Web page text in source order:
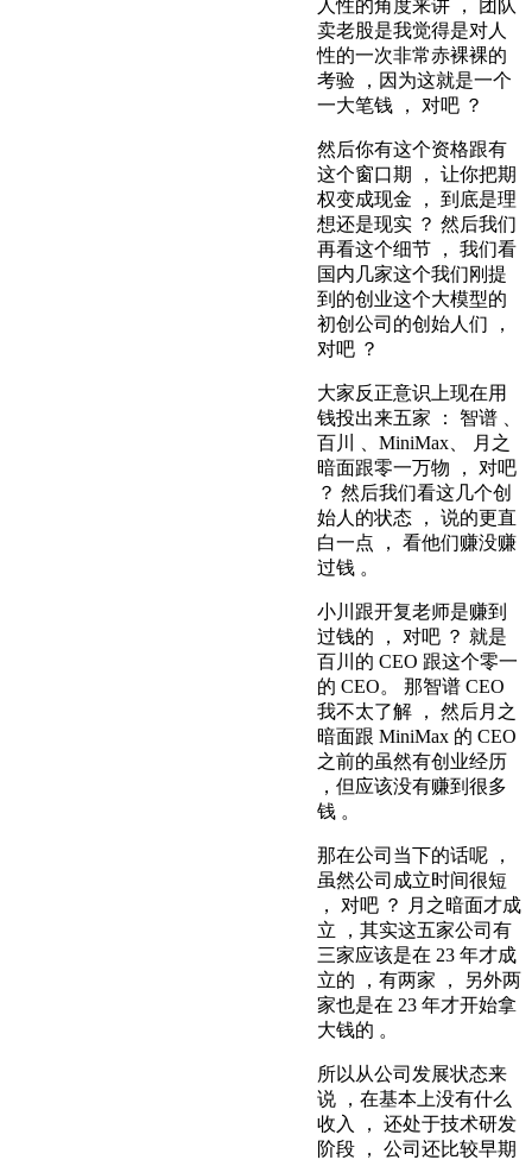
人性的角度来讲 ， 团队
卖老股是我觉得是对人
性的一次非常赤裸裸的
考验 ，因为这就是一个
一大笔钱 ， 对吧 ？
然后你有这个资格跟有
这个窗口期 ， 让你把期
权变成现金 ， 到底是理
想还是现实 ？ 然后我们
再看这个细节 ， 我们看
国内几家这个我们刚提
到的创业这个大模型的
初创公司的创始人们 ，
对吧 ？
大家反正意识上现在用
钱投出来五家 ： 智谱 、
百川 、MiniMax、 月之
暗面跟零一万物 ， 对吧
？ 然后我们看这几个创
始人的状态 ， 说的更直
白一点 ， 看他们赚没赚
过钱 。
小川跟开复老师是赚到
过钱的 ， 对吧 ？ 就是
百川的 CEO 跟这个零一
的 CEO。 那智谱 CEO
我不太了解 ， 然后月之
暗面跟 MiniMax 的 CEO
之前的虽然有创业经历
，但应该没有赚到很多
钱 。
那在公司当下的话呢 ，
虽然公司成立时间很短
， 对吧 ？ 月之暗面才成
立 ，其实这五家公司有
三家应该是在 23 年才成
立的 ，有两家 ， 另外两
家也是在 23 年才开始拿
大钱的 。
所以从公司发展状态来
说 ，在基本上没有什么
收入 ， 还处于技术研发
阶段 ， 公司还比较早期